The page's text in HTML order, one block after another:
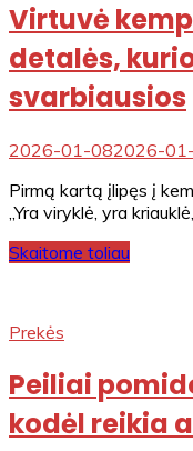
Virtuvė
detalės,
svarbiausios
2026-01-082026-
Pirmą kartą įlipęs į
„Yra viryklė, yra
Skaitome toliau
Prekės
Peiliai
kodėl reikia